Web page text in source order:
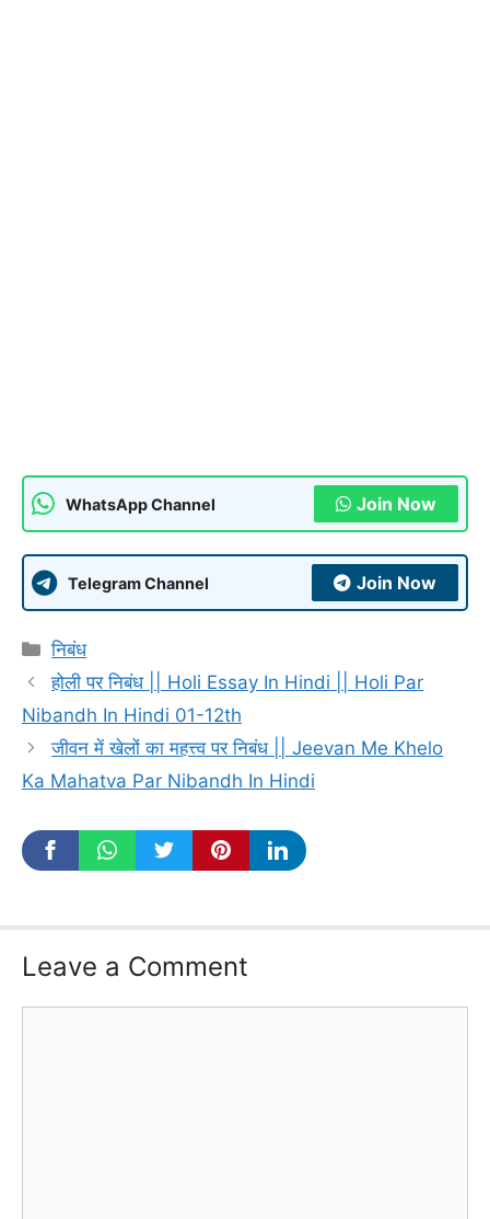
WhatsApp Channel Join Now
Telegram Channel Join Now
Categories
निबंध
होली पर निबंध || Holi Essay In Hindi || Holi Par
Nibandh In Hindi 01-12th
जीवन में खेलों का महत्त्व पर निबंध || Jeevan Me Khelo
Ka Mahatva Par Nibandh In Hindi
Leave a Comment